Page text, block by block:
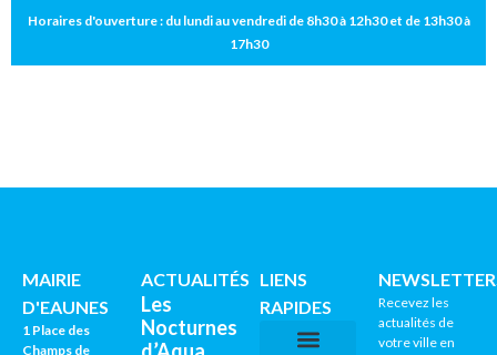
Horaires d'ouverture : du lundi au vendredi de 8h30 à 12h30 et de 13h30 à
17h30
MAIRIE
D'EAUNES
1 Place des
Champs de
ACTUALITÉS
Les
Nocturnes
LIENS
RAPIDES
Recevez les
actualités de
votre ville en